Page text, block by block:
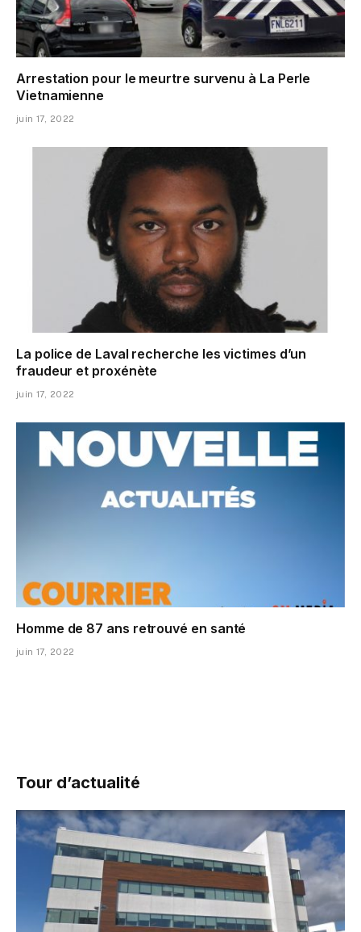
Arrestation pour le meurtre survenu à La Perle
Vietnamienne
juin 17, 2022
La police de Laval recherche les victimes d’un
fraudeur et proxénète
juin 17, 2022
Homme de 87 ans retrouvé en santé
juin 17, 2022
Tour d’actualité